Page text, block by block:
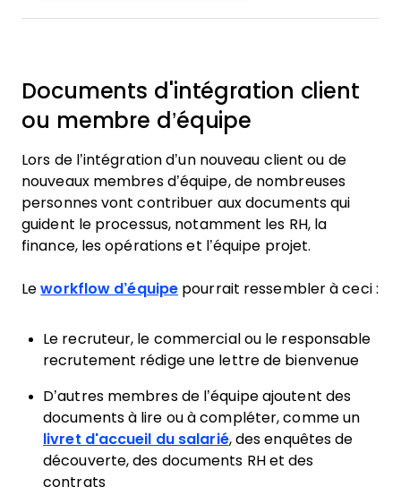
Documents d'intégration client
ou membre d’équipe
Lors de l’intégration d’un nouveau client ou de
nouveaux membres d’équipe, de nombreuses
personnes vont contribuer aux documents qui
guident le processus, notamment les RH, la
finance, les opérations et l’équipe projet.
Leworkflow d’équipe pourrait ressembler à ceci :
Le recruteur, le commercial ou le responsable
recrutement rédige une lettre de bienvenue
D’autres membres de l’équipe ajoutent des
documents à lire ou à compléter, comme un
livret d'accueil du salarié, des enquêtes de
découverte, des documents RH et des
contrats